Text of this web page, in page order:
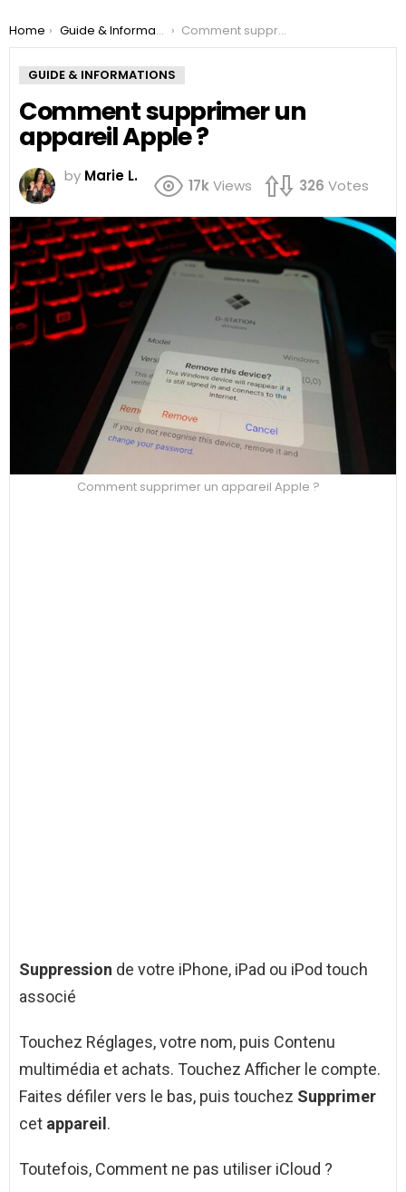
You are here:
Home Guide & Informations Comment supprimer un appareil Apple ?
GUIDE & INFORMATIONS
Comment supprimer un
appareil Apple ?
by Marie L.
17kViews 326 Votes
Comment supprimer un appareil Apple ?
Suppression de votre iPhone, iPad ou iPod touch
associé
Touchez Réglages, votre nom, puis Contenu
multimédia et achats. Touchez Afficher le compte.
Faites défiler vers le bas, puis touchez Supprimer
cet appareil .
Toutefois, Comment ne pas utiliser iCloud ?